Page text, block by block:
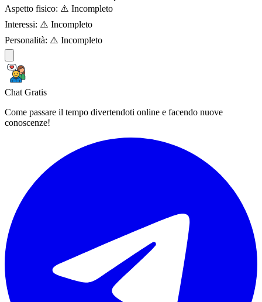
Aspetto fisico: ⚠️ Incompleto
Interessi: ⚠️ Incompleto
Personalità: ⚠️ Incompleto
Chat Gratis
Come passare il tempo divertendoti online e facendo nuove
conoscenze!